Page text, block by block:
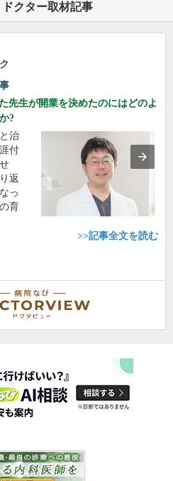
ドクター取材記事
先生が開業を決めたのにはどのよ
?
治
付
返
っ
育
>>記事全文を読む